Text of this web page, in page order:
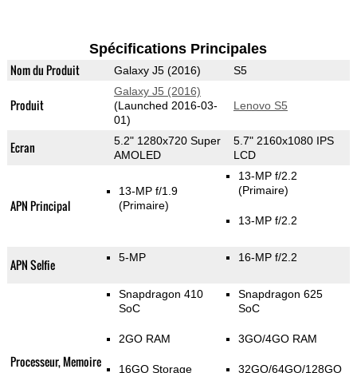
Spécifications Principales
Nom du Produit Galaxy J5 (2016) S5
Produit
Galaxy J5 (2016)
(Launched 2016-03-
01)
Lenovo S5
Ecran
5.2" 1280x720 Super
AMOLED
5.7" 2160x1080 IPS
LCD
APN Principal
13-MP f/1.9
(Primaire)
13-MP f/2.2
(Primaire)
13-MP f/2.2
APN Selfie 5-MP 16-MP f/2.2
Processeur, Memoire
Snapdragon 410
SoC
2GO RAM
16GO Storage
Snapdragon 625
SoC
3GO/4GO RAM
32GO/64GO/128GO